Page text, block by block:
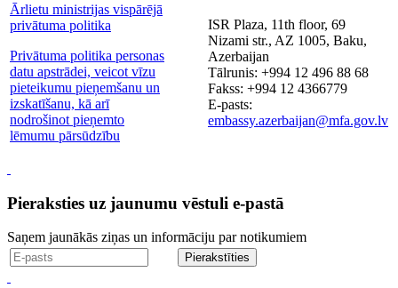
Ārlietu ministrijas vispārējā
privātuma politika
Privātuma politika personas
datu apstrādei, veicot vīzu
pieteikumu pieņemšanu un
izskatīšanu, kā arī
nodrošinot pieņemto
lēmumu pārsūdzību
ISR Plaza, 11th floor, 69
Nizami str., AZ 1005, Baku,
Azerbaijan
Tālrunis: +994 12 496 88 68
Fakss: +994 12 4366779
E-pasts:
embassy.azerbaijan@mfa.gov.lv
Pieraksties uz jaunumu vēstuli e-pastā
Saņem jaunākās ziņas un informāciju par notikumiem